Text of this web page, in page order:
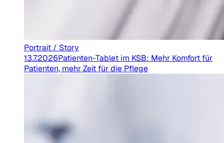
Portrait / Story
13.7.2026Patienten-Tablet im KSB: Mehr Komfort für
Patienten, mehr Zeit für die Pflege